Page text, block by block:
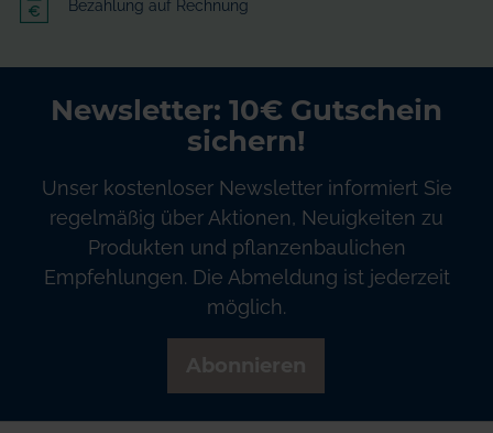
Bezahlung auf Rechnung
Newsletter: 10€ Gutschein
sichern!
Unser kostenloser Newsletter informiert Sie
regelmäßig über Aktionen, Neuigkeiten zu
Produkten und pflanzenbaulichen
Empfehlungen. Die Abmeldung ist jederzeit
möglich.